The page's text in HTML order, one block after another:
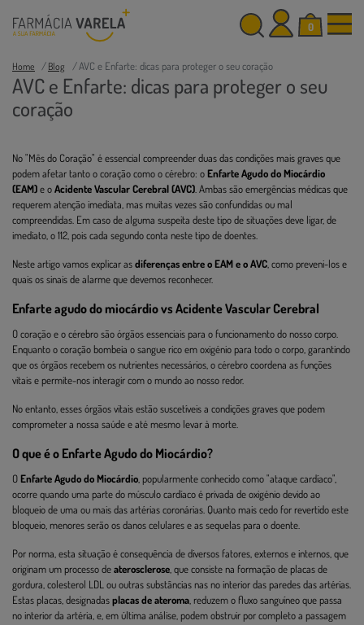
0
Home Blog AVC e Enfarte: dicas para proteger o seu coração
AVC e Enfarte: dicas para proteger o seu
coração
No "Mês do Coração" é essencial compreender duas das condições mais graves que
podem afetar tanto o coração como o cérebro: oEnfarte Agudo do Miocárdio
(EAM)e oAcidente Vascular Cerebral (AVC) . Ambas são emergências médicas que
requerem atenção imediata, mas muitas vezes são confundidas ou mal
compreendidas. Em caso de alguma suspeita deste tipo de situações deve ligar, de
imediato, o 112, pois cada segundo conta neste tipo de doentes.
Neste artigo vamos explicar asdiferenças entre o EAM e o AVC , como preveni-los e
quais os sinais de alarme que devemos reconhecer.
Enfarte agudo do miocárdio vs Acidente Vascular Cerebral
O coração e o cérebro são órgãos essenciais para o funcionamento do nosso corpo.
Enquanto o coração bombeia o sangue rico em oxigénio para todo o corpo, garantindo
que os órgãos recebem os nutrientes necessários, o cérebro coordena as funções
vitais e permite-nos interagir com o mundo ao nosso redor.
No entanto, esses órgãos vitais estão suscetíveis a condições graves que podem
comprometer a nossa saúde e até mesmo levar à morte.
O que é o Enfarte Agudo do Miocárdio?
OEnfarte Agudo do Miocárdio , popularmente conhecido como "ataque cardíaco",
ocorre quando uma parte do músculo cardíaco é privada de oxigénio devido ao
bloqueio de uma ou mais das artérias coronárias. Quanto mais cedo for revertido este
bloqueio, menores serão os danos celulares e as sequelas para o doente.
Por norma, esta situação é consequência de diversos fatores, externos e internos, que
originam um processo deaterosclerose , que consiste na formação de placas de
gordura, colesterol LDL ou outras substâncias nas no interior das paredes das artérias.
Estas placas, designadasplacas de ateroma , reduzem o fluxo sanguíneo que passa
no interior da artéria, e, em última análise, podem obstruir por completo a passagem